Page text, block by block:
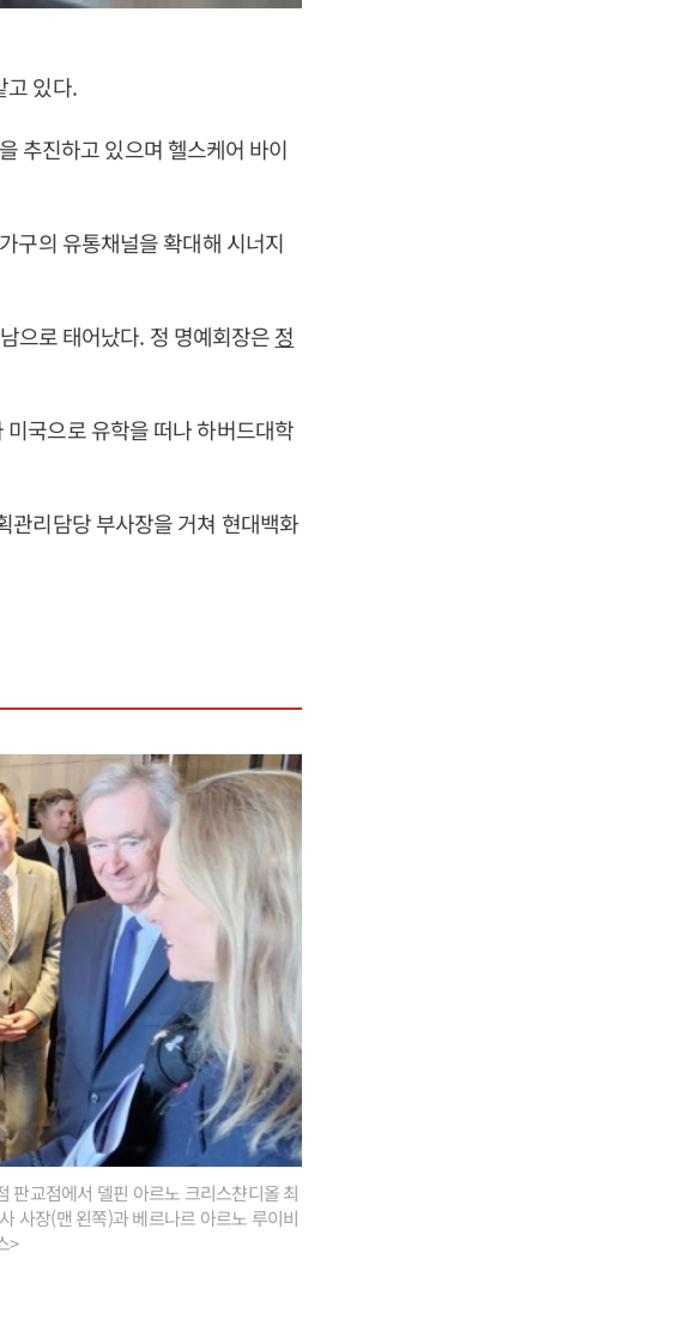
고 있다.
추진하고 있으며 헬스케어 바이
구의 유통채널을 확대해 시너지
으로 태어났다. 정 명예회장은정
국으로 유학을 떠나 하버드대학
관리담당 부사장을 거쳐 현대백화
판교점에서 델핀 아르노 크리스챤디올 최
사장(맨 왼쪽)과 베르나르 아르노 루이비
>